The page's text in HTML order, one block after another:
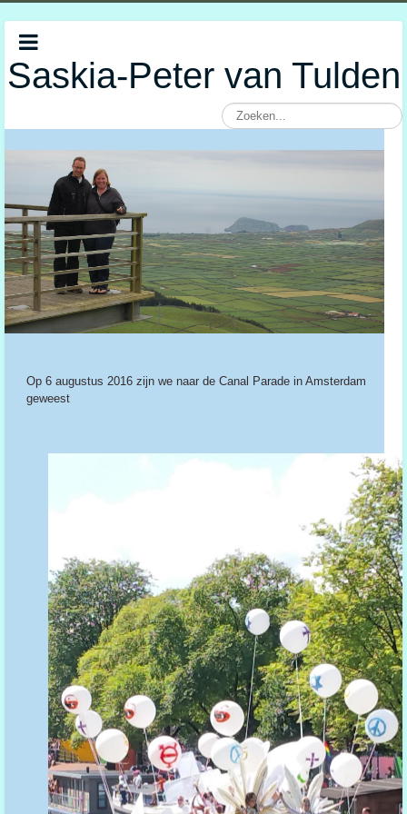
Saskia-Peter van Tulden
Op 6 augustus 2016 zijn we naar de Canal Parade in Amsterdam
geweest